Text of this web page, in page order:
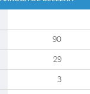
90
29
3